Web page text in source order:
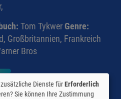
Tom Tykwer Genre:
Großbritannien, Frankreich
Bros
Ihr Kino!
Dienste fürErforderlich
Sie können Ihre Zustimmung